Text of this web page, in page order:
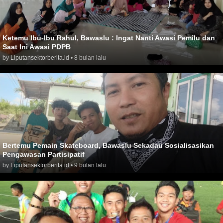
Ketemu Ibu-Ibu Rahul, Bawaslu : Ingat Nanti Awasi Pemilu dan
Saat Ini Awasi PDPB
by Liputansektorberita.id • 8 bulan lalu
Bertemu Pemain Skateboard, Bawaslu Sekadau Sosialisasikan
Pengawasan Partisipatif
by Liputansektorberita.id • 9 bulan lalu